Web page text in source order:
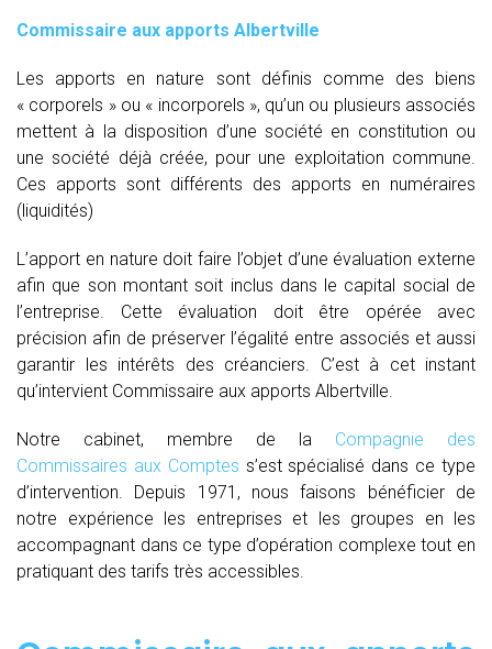
Commissaire aux apports Albertville
Les apports en nature sont définis comme des biens
« corporels » ou « incorporels », qu’un ou plusieurs associés
mettent à la disposition d’une société en constitution ou
une société déjà créée, pour une exploitation commune.
Ces apports sont différents des apports en numéraires
(liquidités)
L’apport en nature doit faire l’objet d’une évaluation externe
afin que son montant soit inclus dans le capital social de
l’entreprise. Cette évaluation doit être opérée avec
précision afin de préserver l’égalité entre associés et aussi
garantir les intérêts des créanciers. C’est à cet instant
qu’intervient Commissaire aux apports Albertville.
Notre cabinet, membre de la Compagnie des
Commissaires aux Comptes s’est spécialisé dans ce type
d’intervention. Depuis 1971, nous faisons bénéficier de
notre expérience les entreprises et les groupes en les
accompagnant dans ce type d’opération complexe tout en
pratiquant des tarifs très accessibles.